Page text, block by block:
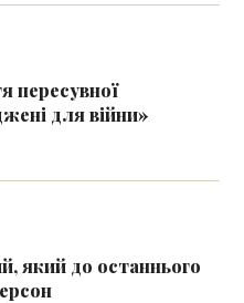
пересувної
для війни»
який до останнього